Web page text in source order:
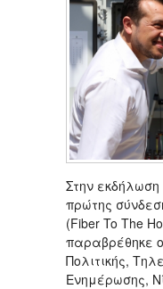
Στην εκδήλωση
πρώτης
(Fiber To The
παραβρέθηκε
Πολιτικής,
Ενημέρωσης,